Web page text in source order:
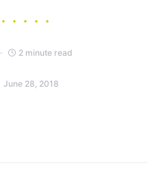
2 minute read
June 28, 2018